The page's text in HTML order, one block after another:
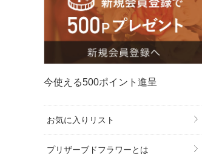
今使える500ポイント進呈
お気に入りリスト
プリザーブドフラワーとは